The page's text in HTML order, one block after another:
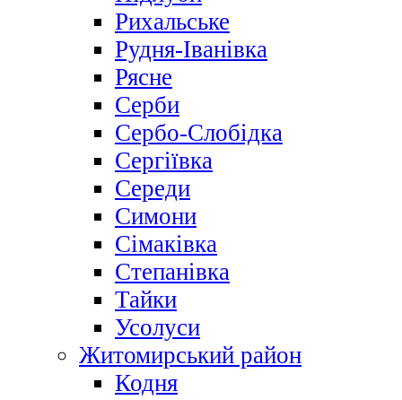
Рихальське
Рудня-Іванівка
Рясне
Серби
Сербо-Слобідка
Сергіївка
Середи
Симони
Сімаківка
Степанівка
Тайки
Усолуси
Житомирський район
Кодня